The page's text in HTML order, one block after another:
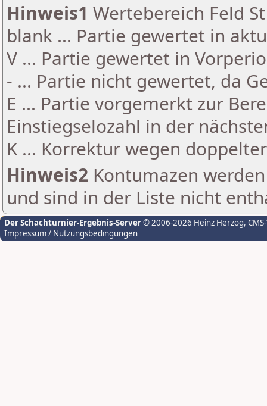
Hinweis1 Wertebereich Feld
blank ... Partie gewertet in
V ... Partie gewertet in
- ... Partie nicht gewertet, da
E ... Partie vorgemerkt zur
Einstiegselozahl in der
K ... Korrektur wegen
Hinweis2 Kontumazen
und sind in der Liste nicht
Der Schachturnier-Ergebnis-Server© 2006-2026 Heinz Herzog,
Impressum / Nutzungsbedingungen